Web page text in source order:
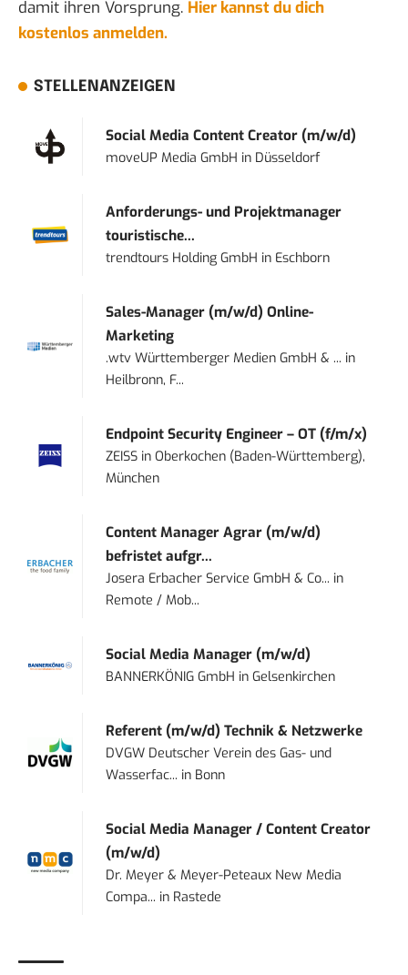
damit ihren Vorsprung. Hier kannst du dich
kostenlos anmelden.
STELLENANZEIGEN
Social Media Content Creator (m/w/d)
moveUP Media GmbH in Düsseldorf
Anforderungs- und Projektmanager
touristische...
trendtours Holding GmbH in Eschborn
Sales-Manager (m/w/d) Online-
Marketing
.wtv Württemberger Medien GmbH & ... in
Heilbronn, F...
Endpoint Security Engineer – OT (f/m/x)
ZEISS inOberkochen (Baden-Württemberg),
München
Content Manager Agrar (m/w/d)
befristet aufgr...
Josera Erbacher Service GmbH & Co... in
Remote / Mob...
Social Media Manager (m/w/d)
BANNERKÖNIG GmbH inGelsenkirchen
Referent (m/w/d) Technik & Netzwerke
DVGW Deutscher Verein des Gas- und
Wasserfac... in Bonn
Social Media Manager / Content Creator
(m/w/d)
Dr. Meyer & Meyer-Peteaux New Media
Compa... in Rastede